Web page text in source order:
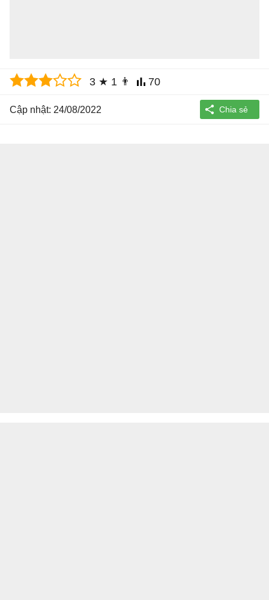
3 ★ 1 👨 70
Cập nhật: 24/08/2022